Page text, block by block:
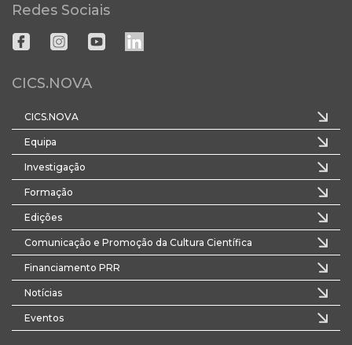
Redes Sociais
CICS.NOVA
CICS.NOVA
Equipa
Investigação
Formação
Edições
Comunicação e Promoção da Cultura Científica
Financiamento PRR
Notícias
Eventos